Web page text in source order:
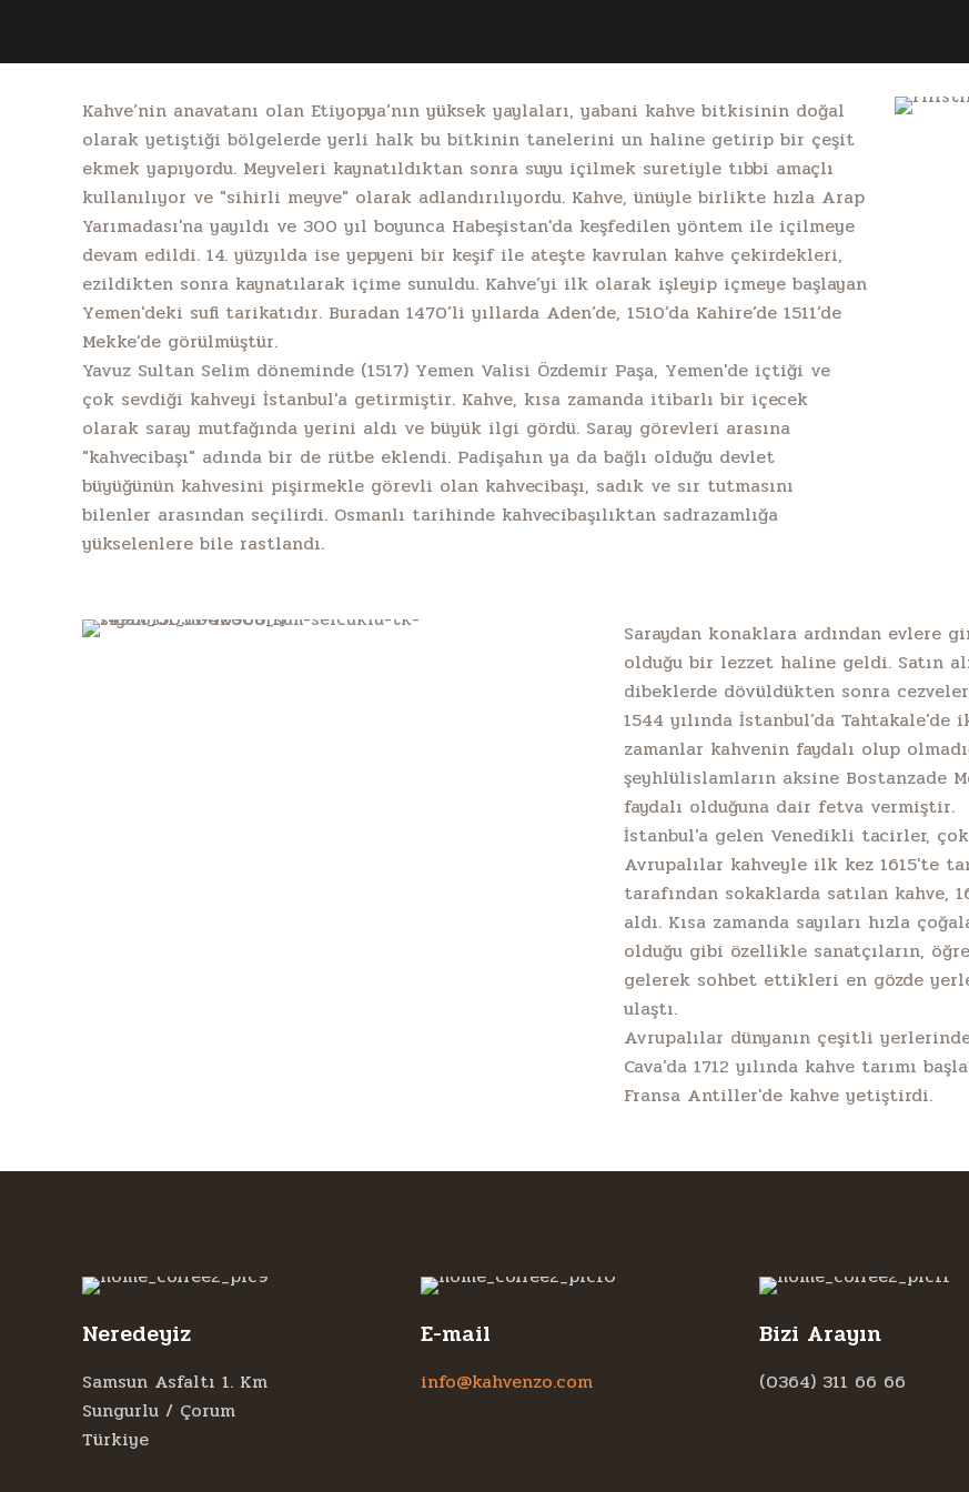
Kahve’nin anavatanı olan Etiyopya’nın yüksek yaylaları, yabani kahve bitkisinin doğal
olarak yetiştiği bölgelerde yerli halk bu bitkinin tanelerini un haline getirip bir çeşit
ekmek yapıyordu. Meyveleri kaynatıldıktan sonra suyu içilmek suretiyle tıbbi amaçlı
kullanılıyor ve "sihirli meyve" olarak adlandırılıyordu. Kahve, ünüyle birlikte hızla Arap
Yarımadası'na yayıldı ve 300 yıl boyunca Habeşistan'da keşfedilen yöntem ile içilmeye
devam edildi. 14. yüzyılda ise yepyeni bir keşif ile ateşte kavrulan kahve çekirdekleri,
ezildikten sonra kaynatılarak içime sunuldu. Kahve’yi ilk olarak işleyip içmeye başlayan
Yemen'deki sufi tarikatıdır. Buradan 1470’li yıllarda Aden’de, 1510’da Kahire’de 1511’de
Mekke’de görülmüştür.
Yavuz Sultan Selim döneminde (1517) Yemen Valisi Özdemir Paşa, Yemen'de içtiği ve
çok sevdiği kahveyi İstanbul'a getirmiştir. Kahve, kısa zamanda itibarlı bir içecek
olarak saray mutfağında yerini aldı ve büyük ilgi gördü. Saray görevleri arasına
"kahvecibaşı" adında bir de rütbe eklendi. Padişahın ya da bağlı olduğu devlet
büyüğünün kahvesini pişirmekle görevli olan kahvecibaşı, sadık ve sır tutmasını
bilenler arasından seçilirdi. Osmanlı tarihinde kahvecibaşılıktan sadrazamlığa
yükselenlere bile rastlandı.
Saraydan konaklara ardından evlere
olduğu bir lezzet haline geldi. Satın
dibeklerde dövüldükten sonra
1544 yılında İstanbul’da
zamanlar kahvenin faydalı olup
şeyhlülislamların aksine Bostanzade
faydalı olduğuna dair fetva vermiştir.
İstanbul'a gelen Venedikli tacirler,
Avrupalılar kahveyle ilk kez 1615'te
tarafından sokaklarda satılan kahve,
aldı. Kısa zamanda sayıları hızla
olduğu gibi özellikle sanatçıların,
gelerek sohbet ettikleri en gözde yerler
ulaştı.
Avrupalılar dünyanın çeşitli
Cava’da 1712 yılında kahve tarımı
Fransa Antiller'de kahve yetiştirdi.
Neredeyiz
Samsun Asfaltı 1. Km
Sungurlu / Çorum
Türkiye
E-mail
info@kahvenzo.com
Bizi Arayın
(0364) 311 66 66